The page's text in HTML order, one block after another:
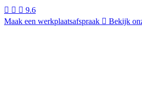
9.6
Maak een werkplaatsafspraak
Bekijk